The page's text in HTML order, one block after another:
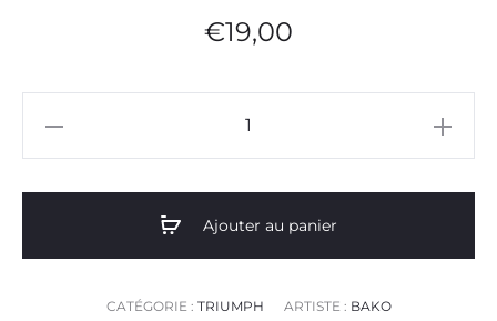
€19,00
Ajouter au panier
CATÉGORIE : TRIUMPH ARTISTE : BAKO